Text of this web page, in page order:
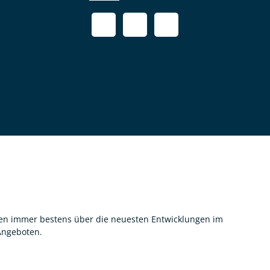
immer bestens über die neuesten Entwicklungen im